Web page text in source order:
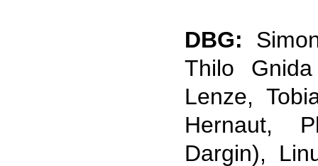
DBG:
Thilo
Lenze,
Hernaut,
Dargin),